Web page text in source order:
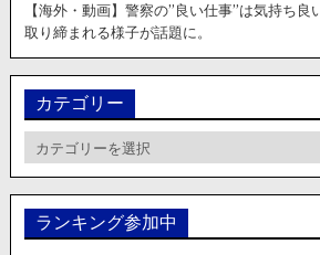
【海外・動画】警察の”良い仕事”は気持ち
取り締まれる様子が話題に。
カテゴリー
テ
リ
ランキング参加中